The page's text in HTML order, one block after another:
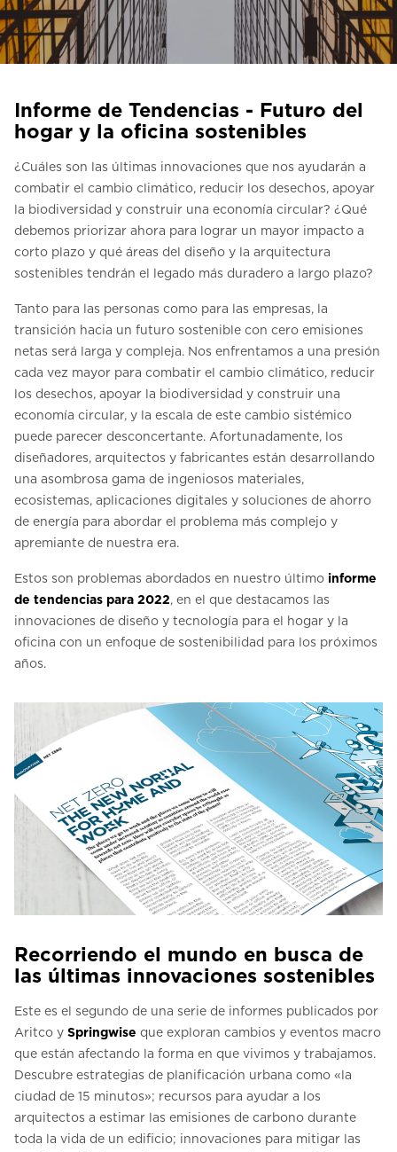
Contacte con nosotros
Pedir una estimación de precio
FAQ
ES
Informe de Tendencias - Futuro del
hogar y la oficina sostenibles
¿Cuáles son las últimas innovaciones que nos ayudarán a
combatir el cambio climático, reducir los desechos, apoyar
la biodiversidad y construir una economía circular? ¿Qué
debemos priorizar ahora para lograr un mayor impacto a
corto plazo y qué áreas del diseño y la arquitectura
sostenibles tendrán el legado más duradero a largo plazo?
Tanto para las personas como para las empresas, la
transición hacia un futuro sostenible con cero emisiones
netas será larga y compleja. Nos enfrentamos a una presión
cada vez mayor para combatir el cambio climático, reducir
los desechos, apoyar la biodiversidad y construir una
economía circular, y la escala de este cambio sistémico
puede parecer desconcertante. Afortunadamente, los
diseñadores, arquitectos y fabricantes están desarrollando
una asombrosa gama de ingeniosos materiales,
ecosistemas, aplicaciones digitales y soluciones de ahorro
de energía para abordar el problema más complejo y
apremiante de nuestra era.
Estos son problemas abordados en nuestro último informe
de tendencias para 2022, en el que destacamos las
innovaciones de diseño y tecnología para el hogar y la
oficina con un enfoque de sostenibilidad para los próximos
años.
Recorriendo el mundo en busca de
las últimas innovaciones sostenibles
Este es el segundo de una serie de informes publicados por
Aritco y Springwise que exploran cambios y eventos macro
que están afectando la forma en que vivimos y trabajamos.
Descubre estrategias de planificación urbana como «la
ciudad de 15 minutos»; recursos para ayudar a los
arquitectos a estimar las emisiones de carbono durante
toda la vida de un edificio; innovaciones para mitigar las